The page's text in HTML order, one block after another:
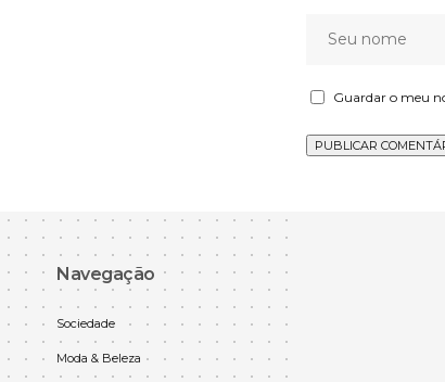
Guardar o meu
Navegação
Sociedade
Moda & Beleza